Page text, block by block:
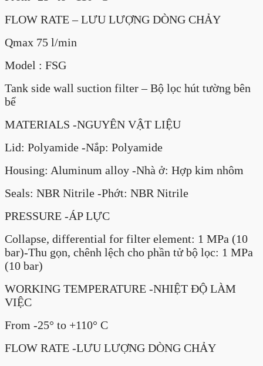
FLOW RATE – LƯU LƯỢNG DÒNG CHẢY
Qmax 75 l/min
Model : FSG
Tank side wall suction filter – Bộ lọc hút tường bên
bể
MATERIALS -NGUYÊN VẬT LIỆU
Lid: Polyamide -Nắp: Polyamide
Housing: Aluminum alloy -Nhà ở: Hợp kim nhôm
Seals: NBR Nitrile -Phớt: NBR Nitrile
PRESSURE -ÁP LỰC
Collapse, differential for filter element: 1 MPa (10
bar)-Thu gọn, chênh lệch cho phần tử bộ lọc: 1 MPa
(10 bar)
WORKING TEMPERATURE -NHIỆT ĐỘ LÀM
VIỆC
From -25° to +110° C
FLOW RATE -LƯU LƯỢNG DÒNG CHẢY